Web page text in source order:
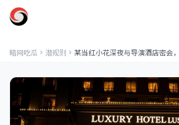
暗网吃瓜 潜规则